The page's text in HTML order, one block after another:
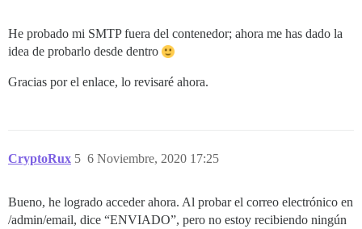
He probado mi SMTP fuera del contenedor; ahora me has dado la
idea de probarlo desde dentro
Gracias por el enlace, lo revisaré ahora.
CryptoRux 6 Noviembre, 2020 17:25
5
Bueno, he logrado acceder ahora. Al probar el correo electrónico en
/admin/email, dice “ENVIADO”, pero no estoy recibiendo ningún